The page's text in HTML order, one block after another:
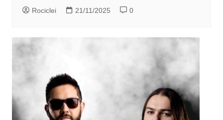
Rociclei 21/11/2025 0